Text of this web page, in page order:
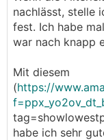
nachlässt, stelle
fest. Ich habe
war nach knapp
Mit diesem
(https://
habe ich sehr